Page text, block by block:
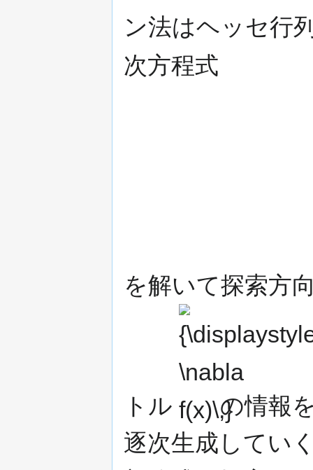
ン法はヘッセ行
次方程式
を解いて探索方
トル
{\displaystyle
\nabla f(x)\,}
の情報
逐次生成してい